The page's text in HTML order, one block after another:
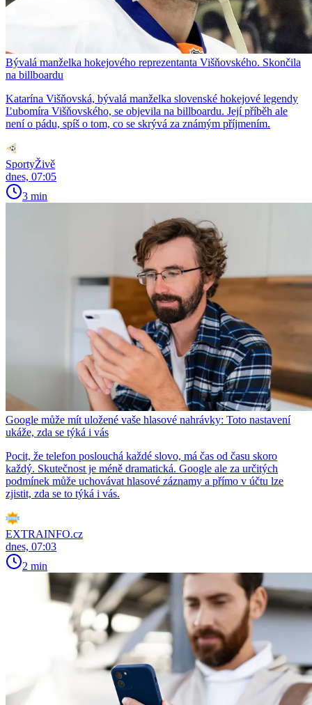
Bývalá manželka hokejového reprezentanta Višňovského. Skončila
na billboardu
Katarína Višňovská, bývalá manželka slovenské hokejové legendy
Ľubomíra Višňovského, se objevila na billboardu. Její příběh ale
není o pádu, spíš o tom, co se skrývá za známým příjmením.
SportyŽivě
dnes, 07:05
3 min
Google může mít uložené vaše hlasové nahrávky: Toto nastavení
ukáže, zda se týká i vás
Pocit, že telefon poslouchá každé slovo, má čas od času skoro
každý. Skutečnost je méně dramatická. Google ale za určitých
podmínek může uchovávat hlasové záznamy a přímo v účtu lze
zjistit, zda se to týká i vás.
EXTRAINFO.cz
dnes, 07:03
2 min